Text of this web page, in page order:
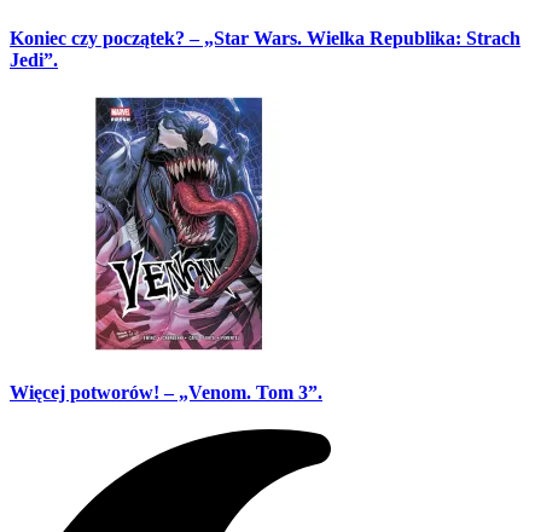
Koniec czy początek? – „Star Wars. Wielka Republika: Strach
Jedi”.
Więcej potworów! – „Venom. Tom 3”.